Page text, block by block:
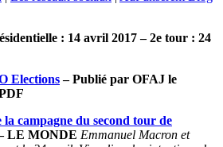
: 14 avril 2017 – 2e tour : 24
Elections– Publié par OFAJ le
campagne du second tour de
LE MONDE Emmanuel Macron et